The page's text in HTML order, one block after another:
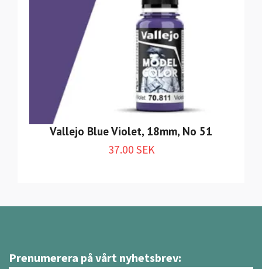
Vallejo Blue Violet, 18mm, No 51
37.00 SEK
Prenumerera på vårt nyhetsbrev: